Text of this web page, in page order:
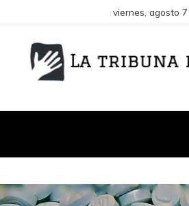
viernes, agosto 7